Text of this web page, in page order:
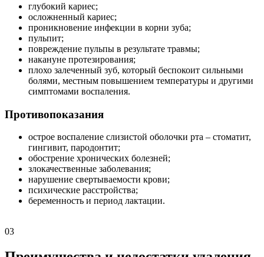
глубокий кариес;
осложненный кариес;
проникновение инфекции в корни зуба;
пульпит;
повреждение пульпы в результате травмы;
накануне протезирования;
плохо залеченный зуб, который беспокоит сильными
болями, местным повышением температуры и другими
симптомами воспаления.
Противопоказания
острое воспаление слизистой оболочки рта – стоматит,
гингивит, пародонтит;
обострение хронических болезней;
злокачественные заболевания;
нарушение свертываемости крови;
психические расстройства;
беременность и период лактации.
03